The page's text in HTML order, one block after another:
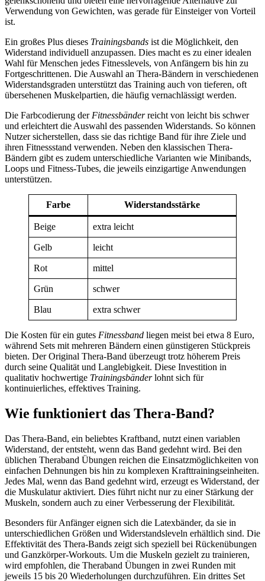
Verwendung von Gewichten, was gerade für Einsteiger von Vorteil
ist.
Ein großes Plus dieses Trainingsbands ist die Möglichkeit, den
Widerstand individuell anzupassen. Dies macht es zu einer idealen
Wahl für Menschen jedes Fitnesslevels, von Anfängern bis hin zu
Fortgeschrittenen. Die Auswahl an Thera-Bändern in verschiedenen
Widerstandsgraden unterstützt das Training auch von tieferen, oft
übersehenen Muskelpartien, die häufig vernachlässigt werden.
Die Farbcodierung der Fitnessbänderreicht von leicht bis schwer
und erleichtert die Auswahl des passenden Widerstands. So können
Nutzer sicherstellen, dass sie das richtige Band für ihre Ziele und
ihren Fitnessstand verwenden. Neben den klassischen Thera-
Bändern gibt es zudem unterschiedliche Varianten wie Minibands,
Loops und Fitness-Tubes, die jeweils einzigartige Anwendungen
unterstützen.
Farbe Widerstandsstärke
Beige extra leicht
Gelb leicht
Rot mittel
Grün schwer
Blau extra schwer
Die Kosten für ein gutes Fitnessband liegen meist bei etwa 8 Euro,
während Sets mit mehreren Bändern einen günstigeren Stückpreis
bieten. Der Original Thera-Band überzeugt trotz höherem Preis
durch seine Qualität und Langlebigkeit. Diese Investition in
qualitativ hochwertige Trainingsbänderlohnt sich für
kontinuierliches, effektives Training.
Wie funktioniert das Thera-Band?
Das Thera-Band, ein beliebtes Kraftband, nutzt einen variablen
Widerstand, der entsteht, wenn das Band gedehnt wird. Bei den
üblichen Theraband Übungen reichen die Einsatzmöglichkeiten von
einfachen Dehnungen bis hin zu komplexen Krafttrainingseinheiten.
Jedes Mal, wenn das Band gedehnt wird, erzeugt es Widerstand, der
die Muskulatur aktiviert. Dies führt nicht nur zu einer Stärkung der
Muskeln, sondern auch zu einer Verbesserung der Flexibilität.
Besonders für Anfänger eignen sich die Latexbänder, da sie in
unterschiedlichen Größen und Widerstandsleveln erhältlich sind. Die
Effektivität des Thera-Bands zeigt sich speziell bei Rückenübungen
und Ganzkörper-Workouts. Um die Muskeln gezielt zu trainieren,
wird empfohlen, die Theraband Übungen in zwei Runden mit
jeweils 15 bis 20 Wiederholungen durchzuführen. Ein drittes Set